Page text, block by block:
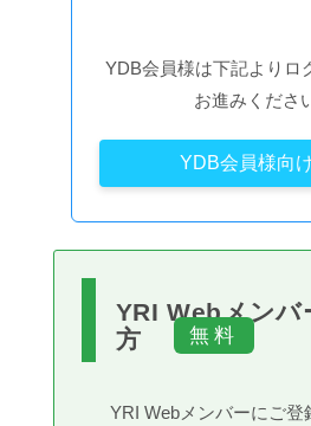
YDB会員様は下記よりロ
お進みくださ
YDB会員様向
YRI Webメンバ
方
YRI Webメンバーにご登